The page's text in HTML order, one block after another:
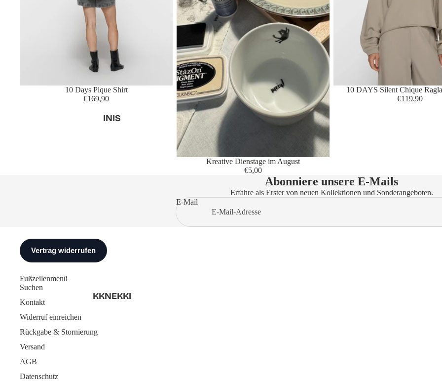
INIS
KKNEKKI
10 Days Pique Shirt
€169,90
Kreative Dienstage im August
€5,00
10 DAYS Silent Chique
€119,90
Abonniere unsere E-Mails
Erfahre als Erster von neuen Kollektionen und Sonderangeboten.
E-Mail
Fußzeilenmenü
Suchen
Kontakt
Widerruf einreichen
Rückgabe & Stornierung
Versand
AGB
Datenschutz